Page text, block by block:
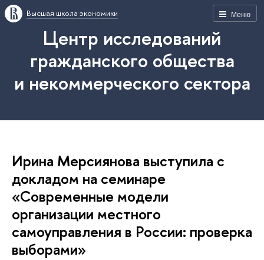
Меню
Высшая школа экономики
Центр исследований
гражданского общества
и некоммерческого сектора
Ирина Мерсиянова выступила с
докладом на семинаре
«Современные модели
организации местного
самоуправления в России: проверка
выборами»